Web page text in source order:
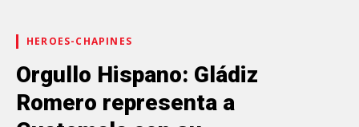
HEROES-CHAPINES
Orgullo Hispano: Gládiz
Romero representa a